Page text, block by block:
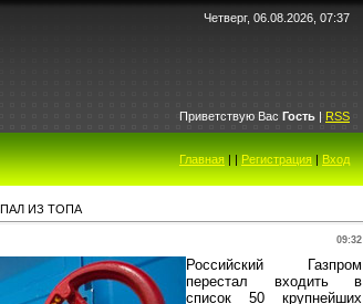
Четверг, 06.08.2026, 07:37
Приветствую Вас Гость | RSS
Главная||Регистрация|Вход
ИЗ ТОПА
09:32
Российский Газпром
перестал входить в
список 50 крупнейших